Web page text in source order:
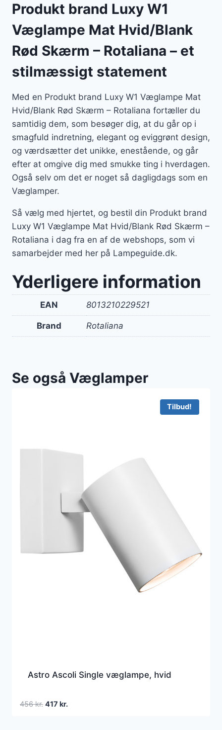
Produkt brand Luxy W1
Væglampe Mat Hvid/Blank
Rød Skærm – Rotaliana – et
stilmæssigt statement
Med en Produkt brand Luxy W1 Væglampe Mat
Hvid/Blank Rød Skærm – Rotaliana fortæller du
samtidig dem, som besøger dig, at du går op i
smagfuld indretning, elegant og eviggrønt design,
og værdsætter det unikke, enestående, og går
efter at omgive dig med smukke ting i hverdagen.
Også selv om det er noget så dagligdags som en
Væglamper.
Så vælg med hjertet, og bestil din Produkt brand
Luxy W1 Væglampe Mat Hvid/Blank Rød Skærm –
Rotaliana i dag fra en af de webshops, som vi
samarbejder med her på Lampeguide.dk.
Yderligere information
EAN 8013210229521
Brand Rotaliana
Se også Væglamper
Tilbud!
Astro Ascoli Single væglampe, hvid
456kr. Den
417 kr.